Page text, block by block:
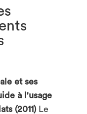
et ses
à l'usage
(2011)Le